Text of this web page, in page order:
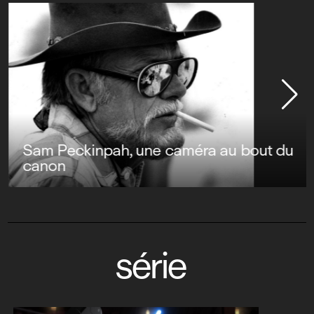
Sam Peckinpah, une caméra au bout du
canon
série